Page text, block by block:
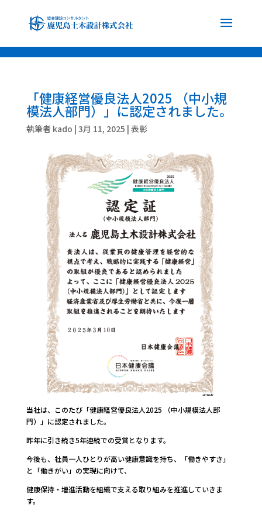
「健康経営優良法人2025 （中小規
模法人部門）」に認定されました。
執筆者 kado | 3月 11, 2025 | 表彰
当社は、このたび「健康経営優良法人2025
（中小規模法人部
門）」に認定されました。
昨年に引き続き5年連続での受賞となります。
今後も、社員一人ひとりが高い健康意識を持ち、「働きやすさ」
と「働きがい」の実現に向けて、
健康保持・増進活動を組織で支える取り組みを推進していきま
す。